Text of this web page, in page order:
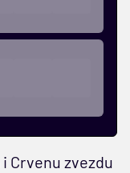
Crvenu zvezdu